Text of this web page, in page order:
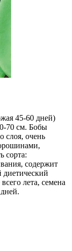
45-60 дней)
70 см. Бобы
слоя, очень
сорта:
содержит
диетический
лета, семена